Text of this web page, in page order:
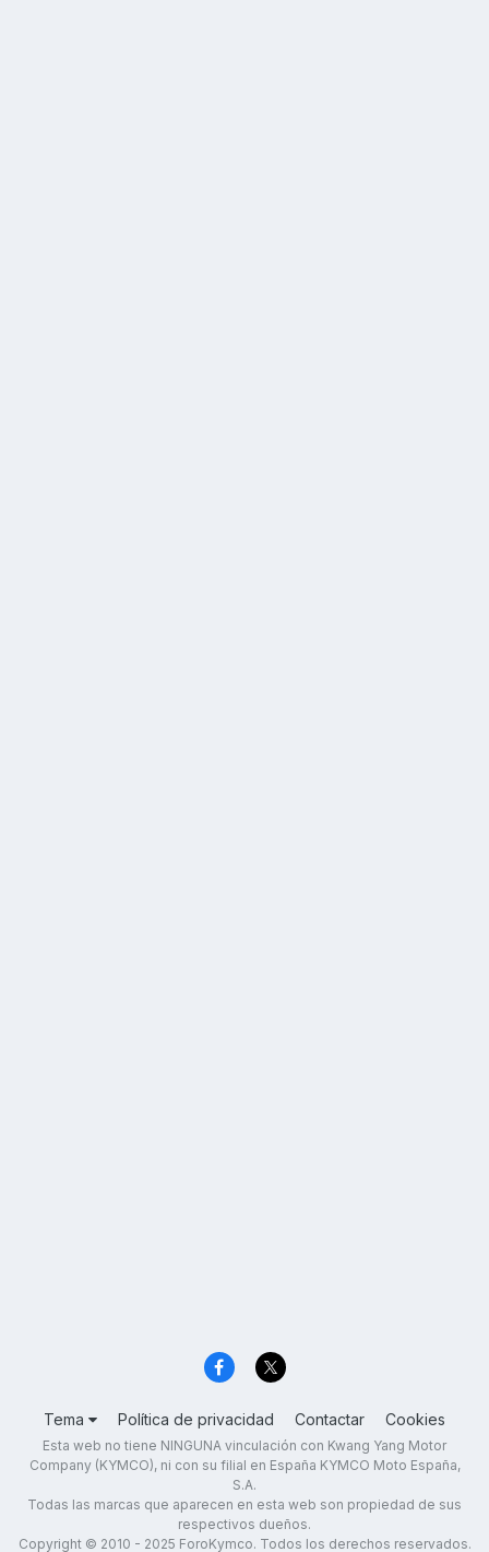
Tema Política de privacidad Contactar Cookies
Esta web no tiene NINGUNA vinculación con Kwang Yang Motor
Company (KYMCO), ni con su filial en España KYMCO Moto España,
S.A.
Todas las marcas que aparecen en esta web son propiedad de sus
respectivos dueños.
Copyright © 2010 - 2025 ForoKymco. Todos los derechos reservados.